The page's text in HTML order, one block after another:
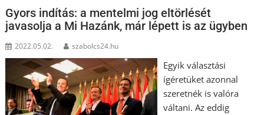
Gyors indítás: a mentelmi jog eltörlését
javasolja a Mi Hazánk, már lépett is az ügyben
2022.05.02. szabolcs24.hu
Egyik választási
ígéretüket azonnal
szeretnék is valóra
váltani. Az eddig